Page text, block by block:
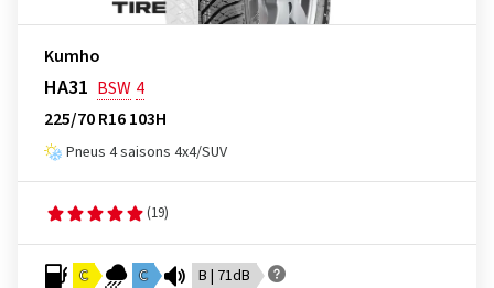
Kumho
HA31 BSW 4
225/70 R16 103H
Pneus 4 saisons 4x4/SUV
(19)
C C B | 71dB